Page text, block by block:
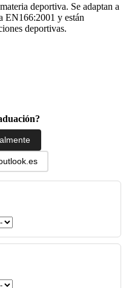
deportiva. Se adaptan a
EN166:2001 y están
deportivas.